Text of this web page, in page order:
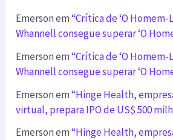
Emersonem“Crítica de ‘O Homem-
Whannell consegue superar ‘O
Emersonem“Crítica de ‘O Homem-
Whannell consegue superar ‘O
Emersonem“Hinge Health,
virtual, prepara IPO de US$ 500
Emersonem“Hinge Health,